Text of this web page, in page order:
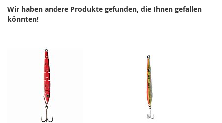
Wir haben andere Produkte gefunden, die Ihnen gefallen
könnten!